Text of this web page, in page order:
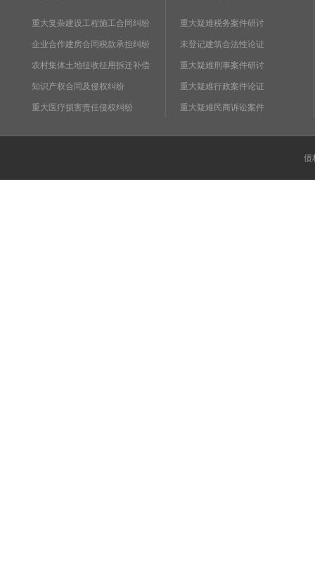
重大复杂建设工程施工合同纠纷
企业合作建房合同税款承担纠纷
农村集体土地征收征用拆迁补偿
知识产权合同及侵权纠纷
重大医疗损害责任侵权纠纷
重大疑难税务案件研讨
未登记建筑合法性论证
重大疑难刑事案件研讨
重大疑难行政案件论证
重大疑难民商诉讼案件
债